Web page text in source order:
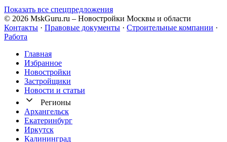
Показать все спецпредложения
© 2026 MskGuru.ru – Новостройки Москвы и области
Контакты · Правовые документы · Строительные компании ·
Работа
Главная
Избранное
Новостр ойки
Застройщики
Новости и статьи
Регионы
Архангельск
Екатеринбург
Иркутск
Калининград